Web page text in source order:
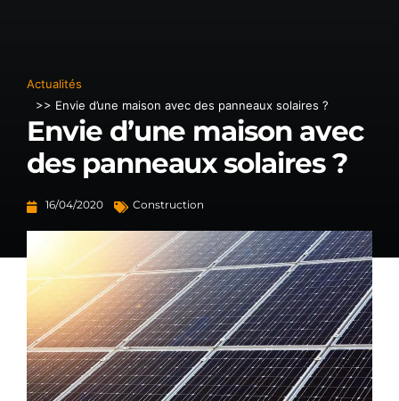
Actualités
>> Envie d’une maison avec des panneaux solaires ?
Envie d’une maison avec
des panneaux solaires ?
16/04/2020 Construction